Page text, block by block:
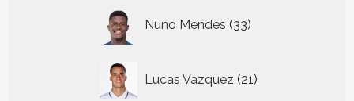
Nuno Mendes 33
producten
Lucas Vazquez 21
producten